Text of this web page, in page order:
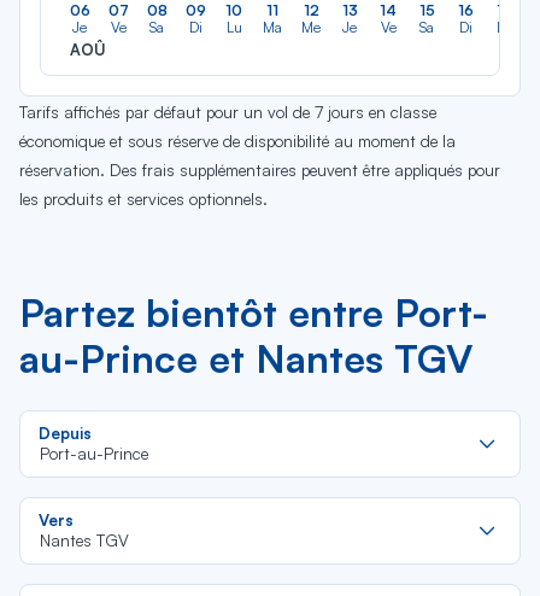
06
Je
AOÛ
07
Ve
08
Sa
09
Di
10
Lu
11
Ma
12
Me
13
Je
14
Ve
15
Sa
16
Di
17
Lu
Tarifs affichés par défaut pour un vol de 7 jours en classe
économique et sous réserve de disponibilité au moment de la
réservation. Des frais supplémentaires peuvent être appliqués pour
les produits et services optionnels.
Partez bientôt entre Port-
au-Prince et Nantes TGV
Depuis
Port-au-Prince
Vers
Nantes TGV